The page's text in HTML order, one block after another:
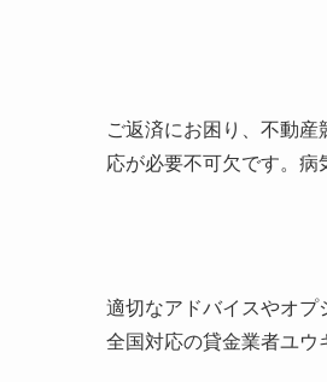
ご返済にお困り、不動
応が必要不可欠です。病
適切なアドバイスやオプ
全国対応の貸金業者ユウ